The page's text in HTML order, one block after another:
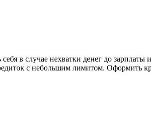
в случае нехватки денег до
с небольшим лимитом. Оформить